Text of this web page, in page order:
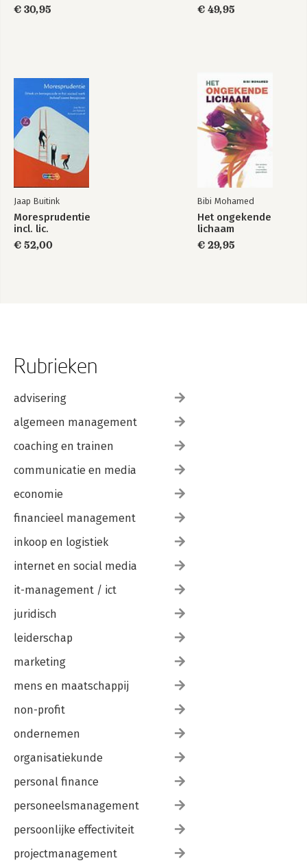
€ 30,95
€ 49,95
Jaap Buitink
Moresprudentie
incl. lic.
€ 52,00
Bibi Mohamed
Het ongekende
lichaam
€ 29,95
Rubrieken
advisering
algemeen management
coaching en trainen
communicatie en media
economie
financieel management
inkoop en logistiek
internet en social media
it-management / ict
juridisch
leiderschap
marketing
mens en maatschappij
non-profit
ondernemen
organisatiekunde
personal finance
personeelsmanagement
persoonlijke effectiviteit
projectmanagement